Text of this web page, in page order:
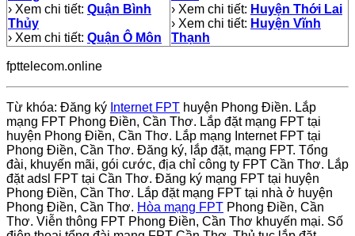
› Xem chi tiết: Quận Bình
Thủy
› Xem chi tiết: Quận Ô Môn
› Xem chi tiết: Huyện Thới Lai
› Xem chi tiết: Huyện Vĩnh
Thạnh
fpttelecom.online
Từ khóa: Đăng ký Internet FPT huyện Phong Điền. Lắp
mạng FPT Phong Điền, Cần Thơ. Lắp đặt mạng FPT tại
huyện Phong Điền, Cần Thơ. Lắp mạng Internet FPT tại
Phong Điền, Cần Thơ. Đăng ký, lắp đặt, mạng FPT. Tổng
đài, khuyến mãi, gói cước, địa chỉ công ty FPT Cần Thơ. Lắp
đặt adsl FPT tại Cần Thơ. Đăng ký mạng FPT tại huyện
Phong Điền, Cần Thơ. Lắp đặt mạng FPT tại nhà ở huyện
Phong Điền, Cần Thơ. Hòa mạng FPT Phong Điền, Cần
Thơ. Viễn thông FPT Phong Điền, Cần Thơ khuyến mại. Số